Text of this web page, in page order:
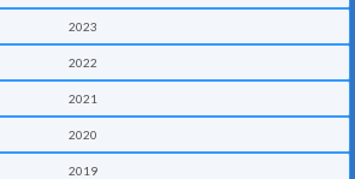
2023
2022
2021
2020
2019